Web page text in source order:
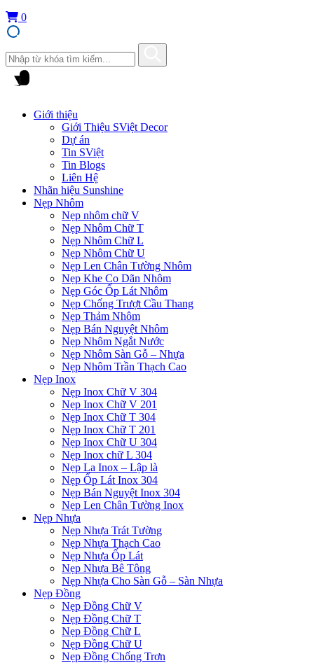
0
Giới thiệu
Giới Thiệu SViệt Decor
Dự án
Tin SViệt
Tin Blogs
Liên Hệ
Nhãn hiệu Sunshine
Nẹp Nhôm
Nẹp nhôm chữ V
Nẹp Nhôm Chữ T
Nẹp Nhôm Chữ L
Nẹp Nhôm Chữ U
Nẹp Len Chân Tường Nhôm
Nẹp Khe Co Dãn Nhôm
Nẹp Góc Ốp Lát Nhôm
Nẹp Chống Trượt Cầu Thang
Nẹp Thảm Nhôm
Nẹp Bán Nguyệt Nhôm
Nẹp Nhôm Ngắt Nước
Nẹp Nhôm Sàn Gỗ – Nhựa
Nẹp Nhôm Trần Thạch Cao
Nẹp Inox
Nẹp Inox Chữ V 304
Nẹp Inox Chữ V 201
Nẹp Inox Chữ T 304
Nẹp Inox Chữ T 201
Nẹp Inox Chữ U 304
Nẹp Inox chữ L 304
Nẹp La Inox – Lập là
Nẹp Ốp Lát Inox 304
Nẹp Bán Nguyệt Inox 304
Nẹp Len Chân Tường Inox
Nẹp Nhựa
Nẹp Nhựa Trát Tường
Nẹp Nhựa Thạch Cao
Nẹp Nhựa Ốp Lát
Nẹp Nhựa Bê Tông
Nẹp Nhựa Cho Sàn Gỗ – Sàn Nhựa
Nẹp Đồng
Nẹp Đồng Chữ V
Nẹp Đồng Chữ T
Nẹp Đồng Chữ L
Nẹp Đồng Chữ U
Nẹp Đồng Chống Trơn